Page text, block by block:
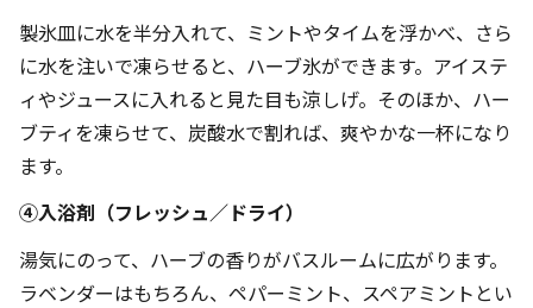
製氷皿に水を半分入れて、ミントやタイムを浮かべ、さら
に水を注いで凍らせると、ハーブ氷ができます。アイステ
ィやジュースに入れると見た目も涼しげ。そのほか、ハー
ブティを凍らせて、炭酸水で割れば、爽やかな一杯になり
ます。
④入浴剤（フレッシュ／ドライ）
湯気にのって、ハーブの香りがバスルームに広がります。
ラベンダーはもちろん、ペパーミント、スペアミントとい